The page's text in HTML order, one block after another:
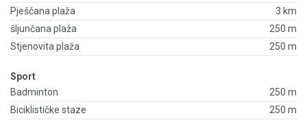
Pješčana plaža
3 km
šljunčana plaža
250 m
Stjenovita plaža
250 m
Sport
Badminton
250 m
Biciklističke staze
250 m